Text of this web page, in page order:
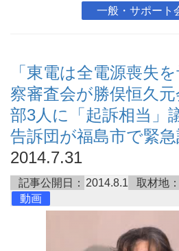
一般・サポート
「東電は全電源喪失
察審査会が勝俣恒久
部3人に「起訴相当」
告訴団が福島市で緊
2014.7.31
記事公開日： 2014.8.1 取材地：
動画